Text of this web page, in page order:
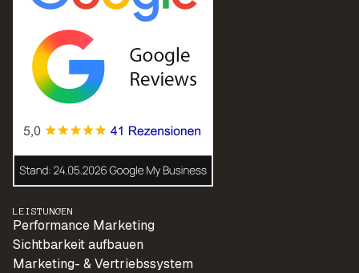
LEISTUNGEN
Performance Marketing
Sichtbarkeit aufbauen
Marketing- & Vertriebssystem